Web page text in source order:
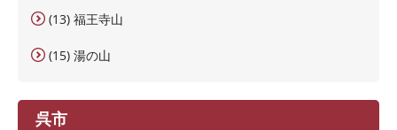
(13) 福王寺山
(15) 湯の山
呉市